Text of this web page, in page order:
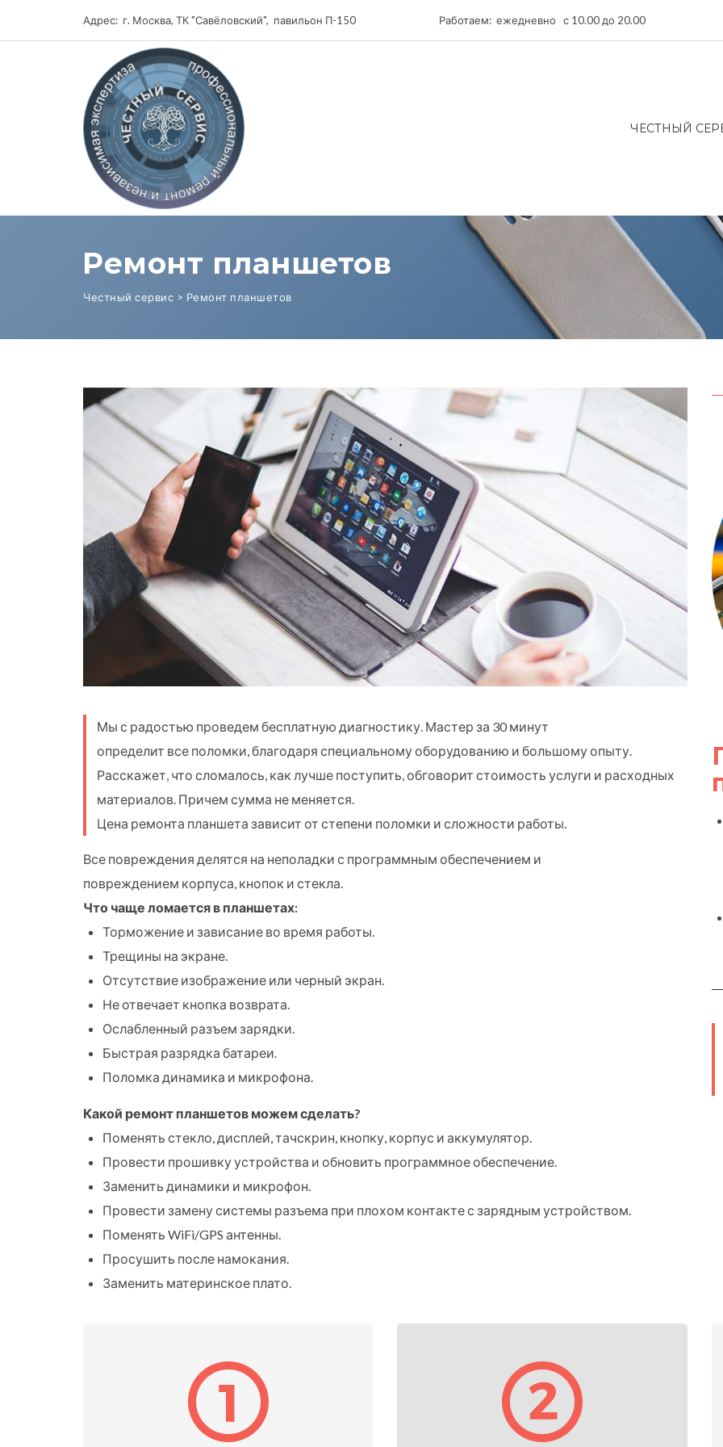
Адрес: г. Москва, ТК "Савёловский", павильон П-150 Работаем: ежедневно с 10.00 до 20.00
ЧЕСТНЫЙ
Ремонт планшетов
Честный сервис > Ремонт планшетов
Мы с радостью проведем бесплатную диагностику. Мастер за 30 минут
определит все поломки, благодаря специальному оборудованию и большому опыту.
Расскажет, что сломалось, как лучше поступить, обговорит стоимость услуги и расходных
материалов. Причем сумма не меняется.
Цена ремонта планшета зависит от степени поломки и сложности работы.
Все повреждения делятся на неполадки с программным обеспечением и
повреждением корпуса, кнопок и стекла.
Что чаще ломается в планшетах:
Торможение и зависание во время работы.
Трещины на экране.
Отсутствие изображение или черный экран.
Не отвечает кнопка возврата.
Ослабленный разъем зарядки.
Быстрая разрядка батареи.
Поломка динамика и микрофона.
Какой ремонт планшетов можем сделать?
Поменять стекло, дисплей, тачскрин, кнопку, корпус и аккумулятор.
Провести прошивку устройства и обновить программное обеспечение.
Заменить динамики и микрофон.
Провести замену системы разъема при плохом контакте с зарядным устройством.
Поменять WiFi/GPS антенны.
Просушить после намокания.
Заменить материнское плато.